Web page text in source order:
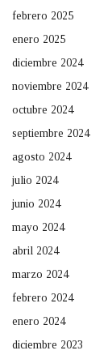
febrero 2025
enero 2025
diciembre 2024
noviembre 2024
octubre 2024
septiembre 2024
agosto 2024
julio 2024
junio 2024
mayo 2024
abril 2024
marzo 2024
febrero 2024
enero 2024
diciembre 2023